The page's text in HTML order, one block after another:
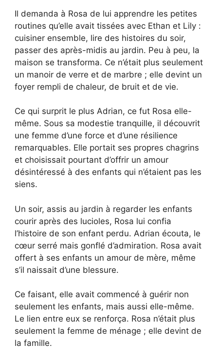
Il demanda à Rosa de lui apprendre les petites
routines qu’elle avait tissées avec Ethan et Lily :
cuisiner ensemble, lire des histoires du soir,
passer des après-midis au jardin. Peu à peu, la
maison se transforma. Ce n’était plus seulement
un manoir de verre et de marbre ; elle devint un
foyer rempli de chaleur, de bruit et de vie.
Ce qui surprit le plus Adrian, ce fut Rosa elle-
même. Sous sa modestie tranquille, il découvrit
une femme d’une force et d’une résilience
remarquables. Elle portait ses propres chagrins
et choisissait pourtant d’offrir un amour
désintéressé à des enfants qui n’étaient pas les
siens.
Un soir, assis au jardin à regarder les enfants
courir après des lucioles, Rosa lui confia
l’histoire de son enfant perdu. Adrian écouta, le
cœur serré mais gonflé d’admiration. Rosa avait
offert à ses enfants un amour de mère, même
s’il naissait d’une blessure.
Ce faisant, elle avait commencé à guérir non
seulement les enfants, mais aussi elle-même.
Le lien entre eux se renforça. Rosa n’était plus
seulement la femme de ménage ; elle devint de
la famille.